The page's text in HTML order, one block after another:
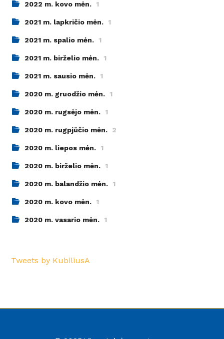
2022 m. kovo mėn. 1
2021 m. lapkričio mėn. 1
2021 m. spalio mėn. 1
2021 m. birželio mėn. 1
2021 m. sausio mėn. 1
2020 m. gruodžio mėn. 1
2020 m. rugsėjo mėn. 1
2020 m. rugpjūčio mėn. 2
2020 m. liepos mėn. 1
2020 m. birželio mėn. 1
2020 m. balandžio mėn. 1
2020 m. kovo mėn. 1
2020 m. vasario mėn. 1
Tweets by KubiliusA